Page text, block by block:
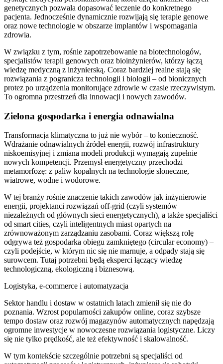
genetycznych pozwala dopasować leczenie do konkretnego
pacjenta. Jednocześnie dynamicznie rozwijają się terapie genowe
oraz nowe technologie w obszarze implantów i wspomagania
zdrowia.
W związku z tym, rośnie zapotrzebowanie na biotechnologów,
specjalistów terapii genowych oraz bioinżynierów, którzy łączą
wiedzę medyczną z inżynierską. Coraz bardziej realne stają się
rozwiązania z pogranicza technologii i biologii – od bionicznych
protez po urządzenia monitorujące zdrowie w czasie rzeczywistym.
To ogromna przestrzeń dla innowacji i nowych zawodów.
Zielona gospodarka i energia odnawialna
Transformacja klimatyczna to już nie wybór – to konieczność.
Wdrażanie odnawialnych źródeł energii, rozwój infrastruktury
niskoemisyjnej i zmiana modeli produkcji wymagają zupełnie
nowych kompetencji. Przemysł energetyczny przechodzi
metamorfozę: z paliw kopalnych na technologie słoneczne,
wiatrowe, wodne i wodorowe.
W tej branży rośnie znaczenie takich zawodów jak inżynierowie
energii, projektanci rozwiązań off-grid (czyli systemów
niezależnych od głównych sieci energetycznych), a także specjaliści
od smart cities, czyli inteligentnych miast opartych na
zrównoważonym zarządzaniu zasobami. Coraz większą rolę
odgrywa też gospodarka obiegu zamkniętego (circular economy) –
czyli podejście, w którym nic się nie marnuje, a odpady stają się
surowcem. Tutaj potrzebni będą eksperci łączący wiedzę
technologiczną, ekologiczną i biznesową.
Logistyka, e-commerce i automatyzacja
Sektor handlu i dostaw w ostatnich latach zmienił się nie do
poznania. Wzrost popularności zakupów online, coraz szybsze
tempo dostaw oraz rozwój magazynów automatycznych napędzają
ogromne inwestycje w nowoczesne rozwiązania logistyczne. Liczy
się nie tylko prędkość, ale też efektywność i skalowalność.
W tym kontekście szczególnie potrzebni są specjaliści od